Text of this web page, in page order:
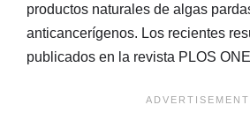
productos naturales de algas
anticancerígenos. Los recientes
publicados en la revista PLOS